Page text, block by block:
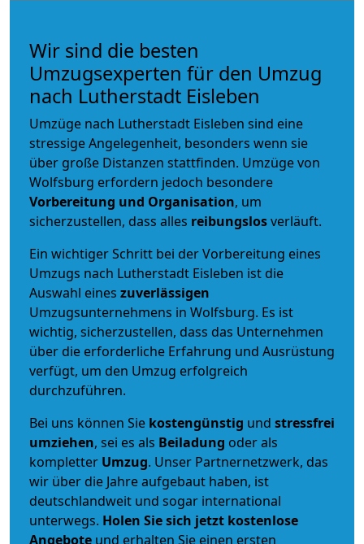
Wir sind die besten
Umzugsexperten für den Umzug
nach Lutherstadt Eisleben
Umzüge nach Lutherstadt Eisleben sind eine
stressige Angelegenheit, besonders wenn sie
über große Distanzen stattfinden. Umzüge von
Wolfsburg erfordern jedoch besondere
Vorbereitung und Organisation, um
sicherzustellen, dass alles reibungslosverläuft.
Ein wichtiger Schritt bei der Vorbereitung eines
Umzugs nach Lutherstadt Eisleben ist die
Auswahl eines zuverlässigen
Umzugsunternehmens in Wolfsburg. Es ist
wichtig, sicherzustellen, dass das Unternehmen
über die erforderliche Erfahrung und Ausrüstung
verfügt, um den Umzug erfolgreich
durchzuführen.
Bei uns können Sie kostengünstig und stressfrei
umziehen, sei es als Beiladung oder als
kompletter Umzug. Unser Partnernetzwerk, das
wir über die Jahre aufgebaut haben, ist
deutschlandweit und sogar international
unterwegs. Holen Sie sich jetzt kostenlose
Angebote und erhalten Sie einen ersten